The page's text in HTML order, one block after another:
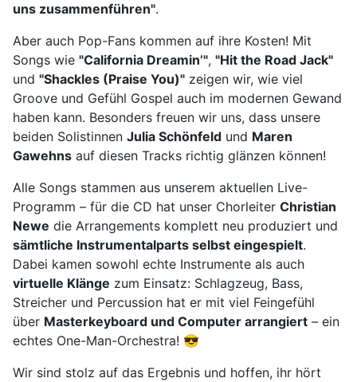
uns zusammenführen".
Aber auch Pop-Fans kommen auf ihre Kosten! Mit
Songs wie "California Dreamin’", "Hit the Road Jack"
und "Shackles (Praise You)" zeigen wir, wie viel
Groove und Gefühl Gospel auch im modernen Gewand
haben kann. Besonders freuen wir uns, dass unsere
beiden Solistinnen Julia Schönfeld und Maren
Gawehns auf diesen Tracks richtig glänzen können!
Alle Songs stammen aus unserem aktuellen Live-
Programm – für die CD hat unser Chorleiter Christian
Newe die Arrangements komplett neu produziert und
sämtliche Instrumentalparts selbst eingespielt.
Dabei kamen sowohl echte Instrumente als auch
virtuelle Klänge zum Einsatz: Schlagzeug, Bass,
Streicher und Percussion hat er mit viel Feingefühl
über Masterkeyboard und Computer arrangiert – ein
echtes One-Man-Orchestra! 😎
Wir sind stolz auf das Ergebnis und hoffen, ihr hört